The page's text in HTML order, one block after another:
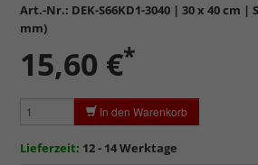
Standardglas
Formstabil, preiswert, witterungs-
sowiekratzfest.
Reflektierende Oberfläche
werden kann.
Schutz des Bildes.
Art.-Nr.: DEK-S66KD1-3040 | 30 x 40 cm |
mm)
15,60 €*
In den Warenkorb
Lieferzeit: 12 - 14 Werktage